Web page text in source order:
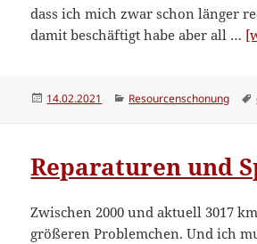
dass ich mich zwar schon länger
damit beschäftigt habe aber all …
Veröffentlicht
14.02.2021 Kategorien
Resourcenschonung
Reparaturen und
Zwischen 2000 und aktuell 3017
größeren Problemchen. Und ich